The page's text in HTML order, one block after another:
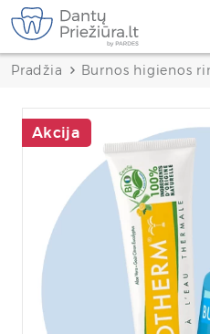
Pradžia Burnos higienos
Akcija